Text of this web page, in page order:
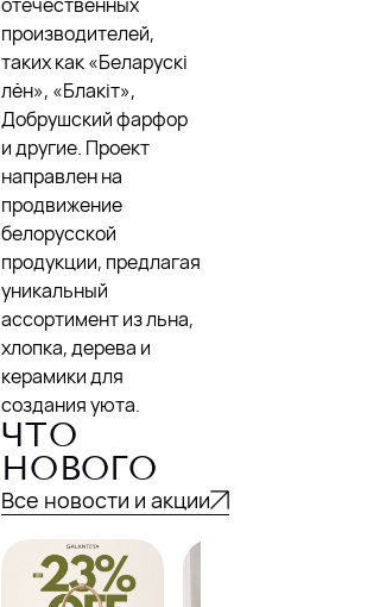
производителей,
таких как «Беларускі
лён», «Блакіт»,
Добрушский фарфор
и другие. Проект
направлен на
продвижение
белорусской
продукции, предлагая
уникальный
ассортимент из льна,
хлопка, дерева и
керамики для
создания уюта.
ЧТО
НОВОГО
Все новости и акции